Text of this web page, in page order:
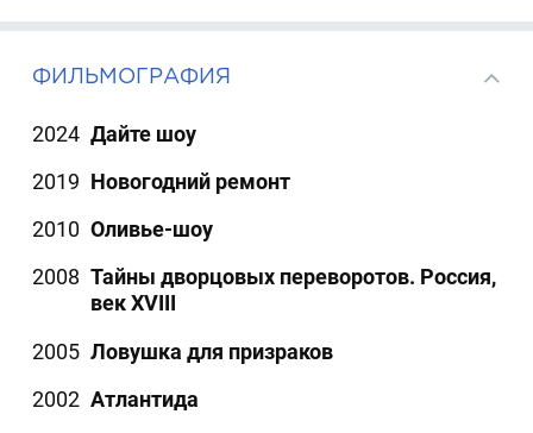
ФИЛЬМОГРАФИЯ
2024 Дайте шоу
2019 Новогодний ремонт
2010 Оливье-шоу
2008 Тайны дворцовых переворотов. Россия,
век XVIII
2005 Ловушка для призраков
2002 Атлантида